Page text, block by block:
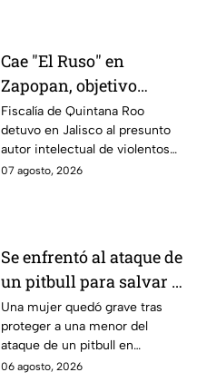
Cae "El Ruso" en
Zapopan, objetivo
prioritario en Playa del
Carmen
Fiscalía de Quintana Roo
detuvo en Jalisco al presunto
autor intelectual de violentos
ataques en fraccionamientos
07 agosto, 2026
Se enfrentó al ataque de
un pitbull para salvar a
una menor; hoy lucha
por su vida en Zapopan
Una mujer quedó grave tras
proteger a una menor del
ataque de un pitbull en
Zapopan; la víctima sufrió
06 agosto, 2026